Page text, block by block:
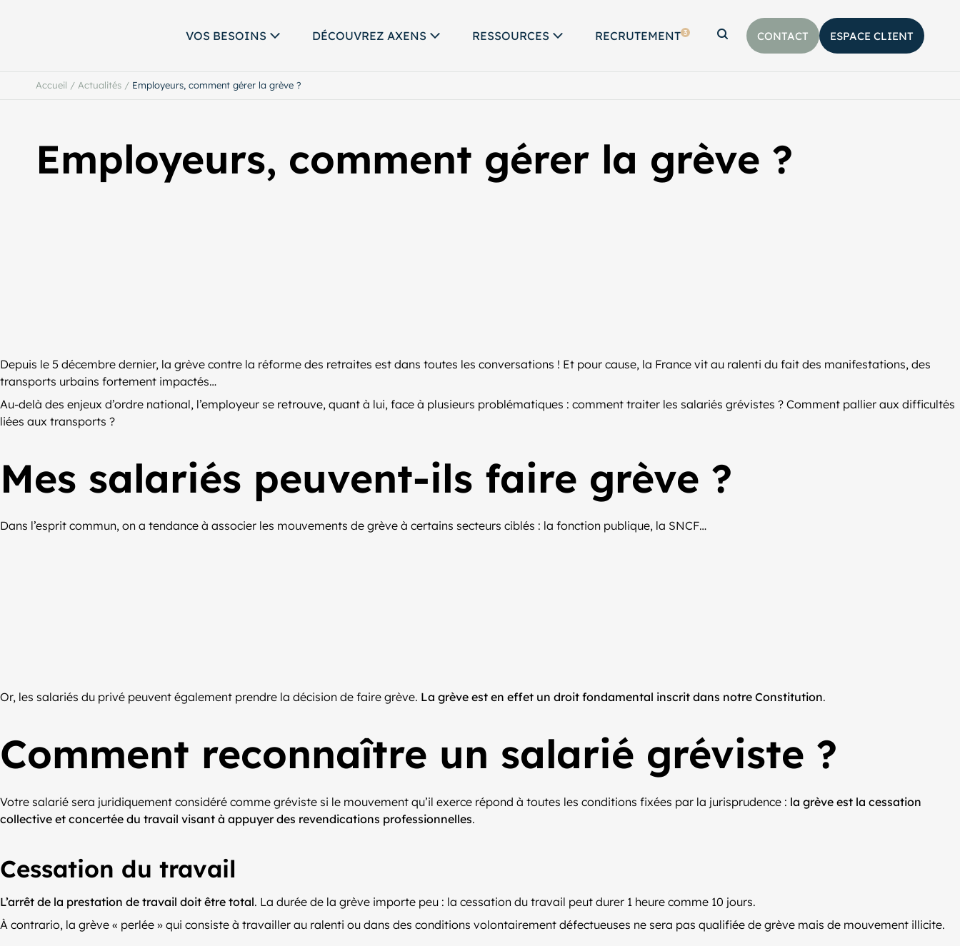
VOS BESOINS DÉCOUVREZ AXENS RESSOURCES RECRUTEMENT 3
Afficher la barre de recherche
CONTACT ESPACE CLIENT
Accueil / Actualités / Employeurs, comment gérer la grève ?
Employeurs, comment gérer la grève ?
Depuis le 5 décembre dernier, la grève contre la réforme des retraites est dans toutes les conversations ! Et pour cause, la France vit au ralenti du fait des manifestations, des
transports urbains fortement impactés…
Au-delà des enjeux d’ordre national, l’employeur se retrouve, quant à lui, face à plusieurs problématiques : comment traiter les salariés grévistes ? Comment pallier aux difficultés
liées aux transports ?
Mes salariés peuvent-ils faire grève ?
Dans l’esprit commun, on a tendance à associer les mouvements de grève à certains secteurs ciblés : la fonction publique, la SNCF…
Or, les salariés du privé peuvent également prendre la décision de faire grève. La grève est en effet un droit fondamental inscrit dans notre Constitution.
Comment reconnaître un salarié gréviste ?
Votre salarié sera juridiquement considéré comme gréviste si le mouvement qu’il exerce répond à toutes les conditions fixées par la jurisprudence : la grève est la cessation
collective et concertée du travail visant à appuyer des revendications professionnelles.
Cessation du travail
L’arrêt de la prestation de travail doit être total. La durée de la grève importe peu : la cessation du travail peut durer 1 heure comme 10 jours.
À contrario, la grève « perlée » qui consiste à travailler au ralenti ou dans des conditions volontairement défectueuses ne sera pas qualifiée de grève mais de mouvement illicite.